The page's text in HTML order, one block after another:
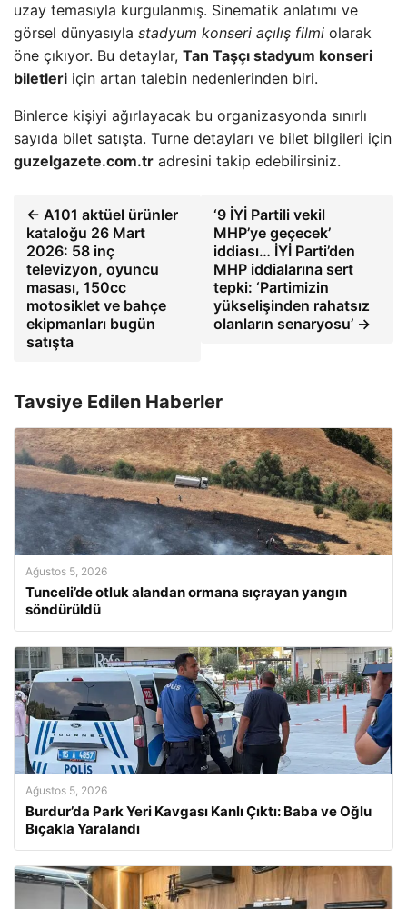
uzay temasıyla kurgulanmış. Sinematik anlatımı ve
görsel dünyasıyla stadyum konseri açılış filmi olarak
öne çıkıyor. Bu detaylar, Tan Taşçı stadyum konseri
biletleri için artan talebin nedenlerinden biri.
Binlerce kişiyi ağırlayacak bu organizasyonda sınırlı
sayıda bilet satışta. Turne detayları ve bilet bilgileri için
guzelgazete.com.tr adresini takip edebilirsiniz.
← A101 aktüel ürünler
kataloğu 26 Mart
2026: 58 inç
televizyon, oyuncu
masası, 150cc
motosiklet ve bahçe
ekipmanları bugün
satışta
‘9 İYİ Partili vekil
MHP’ye geçecek’
iddiası… İYİ Parti’den
MHP iddialarına sert
tepki: ‘Partimizin
yükselişinden rahatsız
olanların senaryosu’ →
Tavsiye Edilen Haberler
Ağustos 5, 2026
Tunceli’de otluk alandan ormana sıçrayan yangın
söndürüldü
Ağustos 5, 2026
Burdur’da Park Yeri Kavgası Kanlı Çıktı: Baba ve Oğlu
Bıçakla Yaralandı